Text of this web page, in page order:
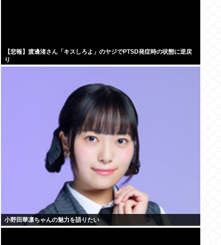
【悲報】渡邊渚さん「キスしろよ」のヤジでPTSD発症時の状態に逆戻
り
小野田華凛ちゃんの魅力を語りたい